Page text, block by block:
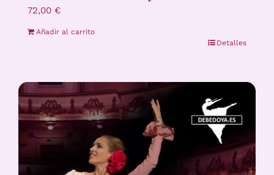
72,00 €
Añadir al carrito
Detalles